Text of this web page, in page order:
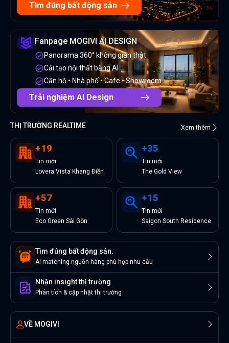
Tìm đúng bất động sản
Fanpage MOGIVI AI DESIGN
Panorama 360° không gian thật
Cải tạo nội thất bằng AI
Căn hộ • Nhà phố • Cafe • Showroom
Trải nghiệm AI Design
THỊ TRƯỜNG REALTIME Xem thêm
+19
Tin mới
Lovera Vista Khang Điền
+35
Tin mới
The Gold View
+57
Tin mới
Eco Green Sài Gòn
+15
Tin mới
Saigon South Residence
Tìm đúng bất động sản.
AI matching nguồn hàng phù hợp nhu cầu
Nhận insight thị trường
Phân tích & cập nhật thị trường
VỀ MOGIVI